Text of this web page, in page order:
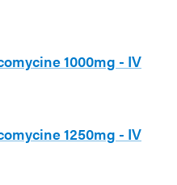
1000mg - IV
1250mg - IV